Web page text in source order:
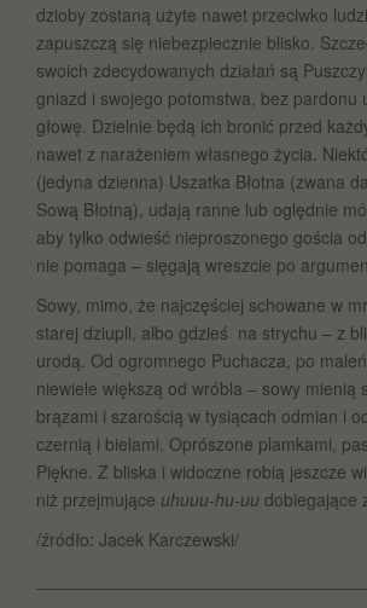
dzioby zostaną użyte nawet przeciwko
zapuszczą się niebezpiecznie blisko.
swoich zdecydowanych działań są
gniazd i swojego potomstwa, bez pardonu
głowę. Dzielnie będą ich bronić przed
nawet z narażeniem własnego życia.
(jedyna dzienna) Uszatka Błotna (zwana
Sową Błotną), udają ranne lub oględnie
aby tylko odwieść nieproszonego gościa
nie pomaga – sięgają wreszcie po
Sowy, mimo, że najczęściej schowane w
starej dziupli, albo gdzieś na strychu – z
urodą. Od ogromnego Puchacza, po
niewiele większą od wróbla – sowy mienią
brązami i szarością w tysiącach odmian i
czernią i bielami. Oprószone plamkami,
Piękne. Z bliska i widoczne robią jeszcze
niż przejmujące uhuuu-hu-uu dobiegające
/źródło: Jacek Karczewski/